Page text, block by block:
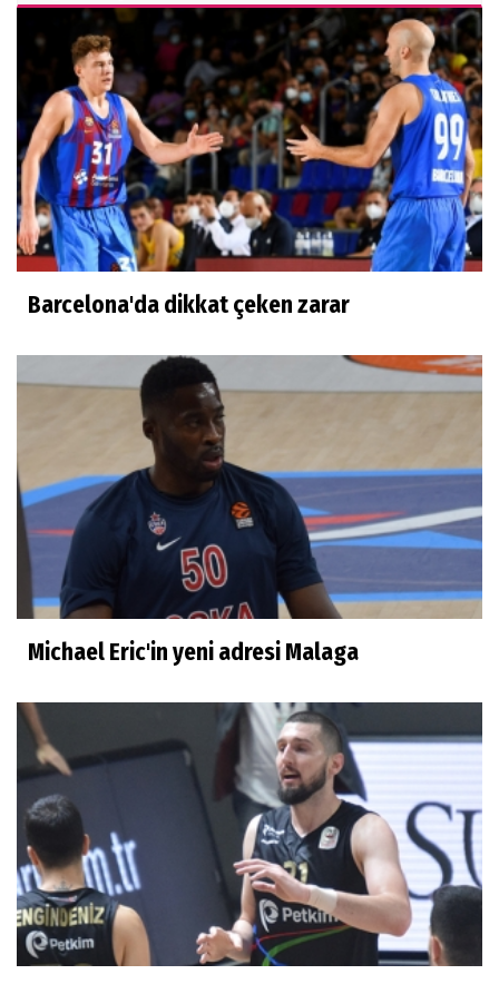
Barcelona'da dikkat çeken zarar
Michael Eric'in yeni adresi Malaga